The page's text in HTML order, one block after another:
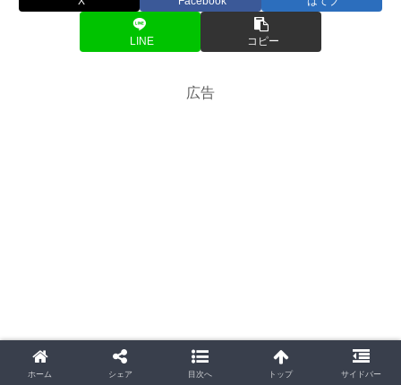
LINE コピー
広告
ホーム シェア 目次へ トップ サイドバー